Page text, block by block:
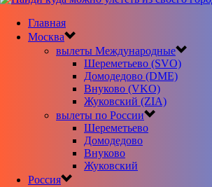
Главная
Москва
вылеты Международные
Шереметьево (SVO)
Домодедово (DME)
Внуково (VKO)
Жуковский (ZIA)
вылеты по России
Шереметьево
Домодедово
Внуково
Жуковский
Россия